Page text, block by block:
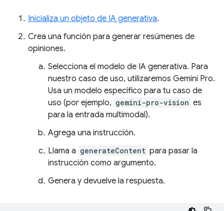
Inicializa un objeto de IA generativa.
Crea una función para generar resúmenes de
opiniones.
Selecciona el modelo de IA generativa. Para
nuestro caso de uso, utilizaremos Gemini Pro.
Usa un modelo específico para tu caso de
uso (por ejemplo, gemini-pro-vision es
para la entrada multimodal).
Agrega una instrucción.
Llama a generateContent para pasar la
instrucción como argumento.
Genera y devuelve la respuesta.